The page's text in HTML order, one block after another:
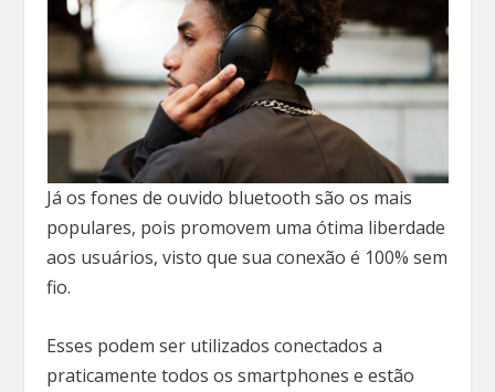
Já os fones de ouvido bluetooth são os mais
populares, pois promovem uma ótima liberdade
aos usuários, visto que sua conexão é 100% sem
fio.
Esses podem ser utilizados conectados a
praticamente todos os smartphones e estão